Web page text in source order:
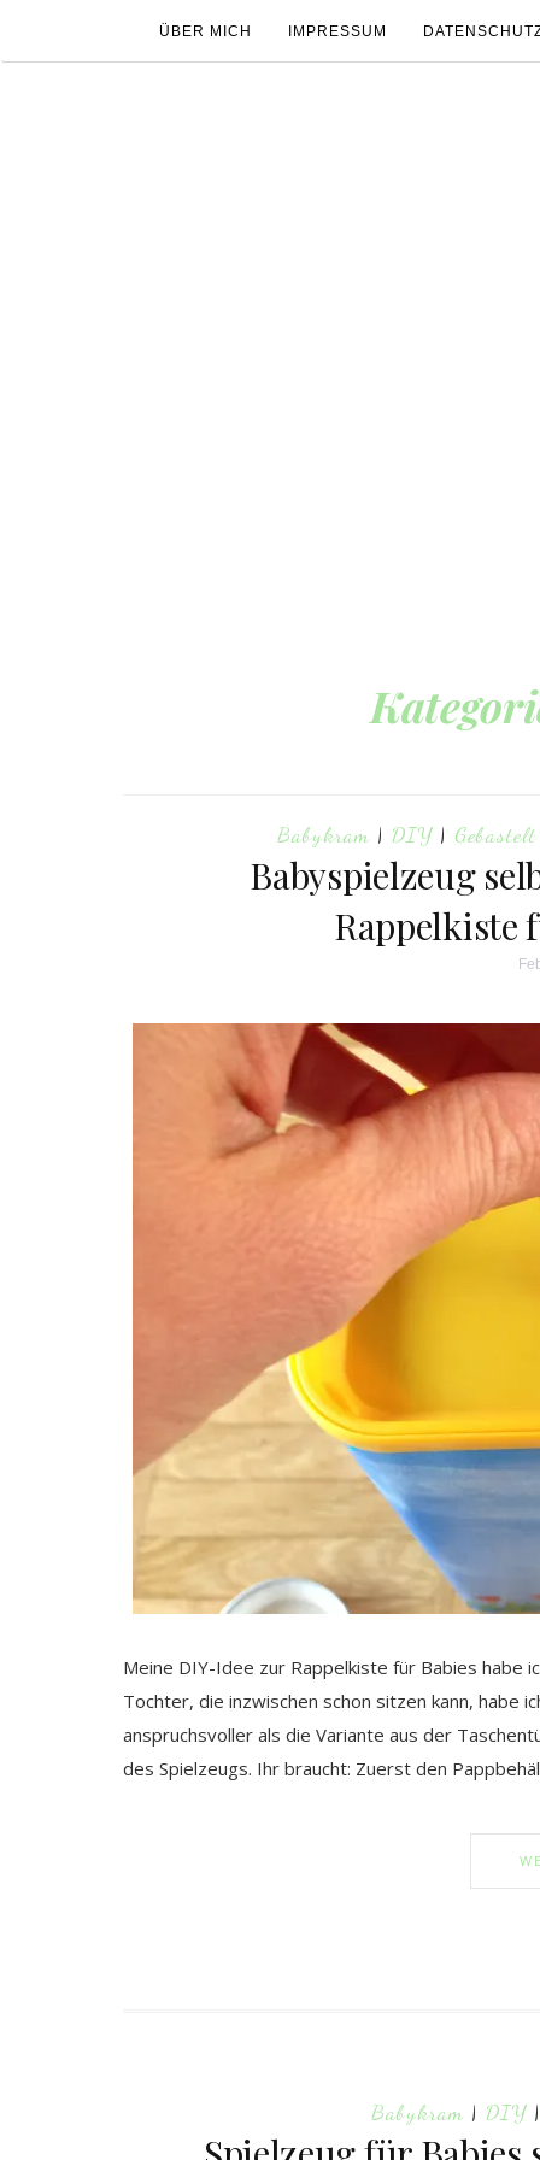
ÜBER MICH IMPRESSUM
Babykram | DIY | Gebastelt
Babyspielzeug
Rappelkiste
Meine DIY-Idee zur Rappelkiste für Babies habe
Tochter, die inzwischen schon sitzen kann, habe
anspruchsvoller als die Variante aus der
des Spielzeugs. Ihr braucht: Zuerst den
Babykram | DIY